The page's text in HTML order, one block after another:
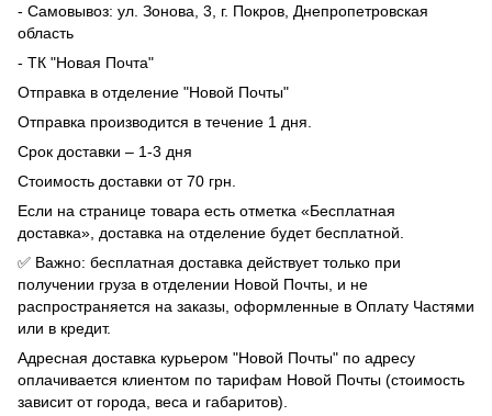
- Самовывоз: ул. Зонова, 3, г. Покров, Днепропетровская
область
- ТК "Новая Почта"
Отправка в отделение "Новой Почты"
Отправка производится в течение 1 дня.
Срок доставки – 1-3 дня
Стоимость доставки от 70 грн.
Если на странице товара есть отметка «Бесплатная
доставка», доставка на отделение будет бесплатной.
✅ Важно: бесплатная доставка действует только при
получении груза в отделении Новой Почты, и не
распространяется на заказы, оформленные в Оплату Частями
или в кредит.
Адресная доставка курьером "Новой Почты" по адресу
оплачивается клиентом по тарифам Новой Почты (стоимость
зависит от города, веса и габаритов).